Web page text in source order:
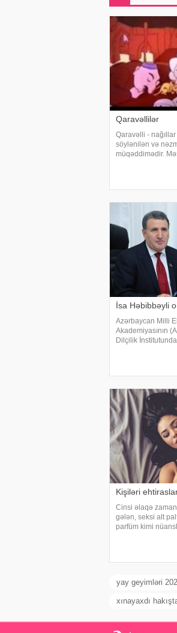
Qaravəllilər
Qaravəlli -
söylənilən və
müqəddimədir.
İsa Həbibbəyli
Azərbaycan Milli
Akademiyasının
Dilçilik
Kişiləri
Cinsi əlaqə
gələn, seksi alt
parfüm kimi
yay geyimləri
xınayaxdı